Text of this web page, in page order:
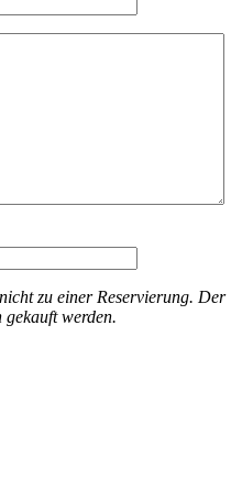
zu einer Reservierung. Der
werden.